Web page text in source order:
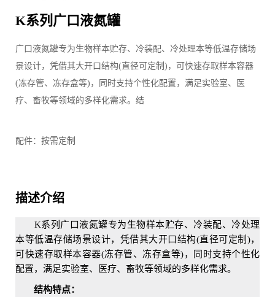
K系列广口液氮罐
广口液氮罐专为生物样本贮存、冷装配、冷处理本等低温存储场
景设计，凭借其大开口结构(直径可定制)，可快速存取样本容器
(冻存管、冻存盒等)，同时支持个性化配置，满足实验室、医
疗、畜牧等领域的多样化需求。结
配件：按需定制
描述介绍
K系列广口液氮罐专为生物样本贮存、冷装配、冷处理
本等低温存储场景设计，凭借其大开口结构(直径可定制)，
可快速存取样本容器(冻存管、冻存盒等)，同时支持个性化
配置，满足实验室、医疗、畜牧等领域的多样化需求。
结构特点：